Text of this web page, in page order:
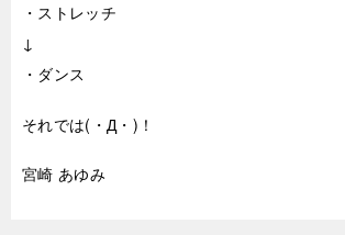
・ストレッチ
↓
・ダンス
それでは(・Д・)！
宮崎 あゆみ